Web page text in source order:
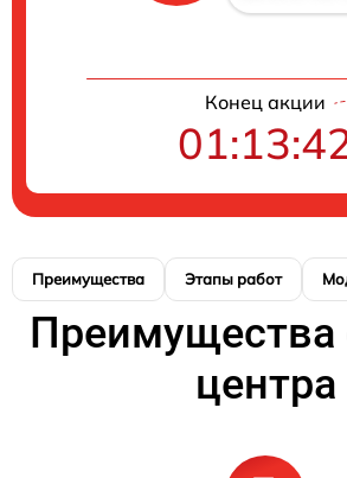
Конец акции
Преимущества Этапы работ
Преимущества
центра